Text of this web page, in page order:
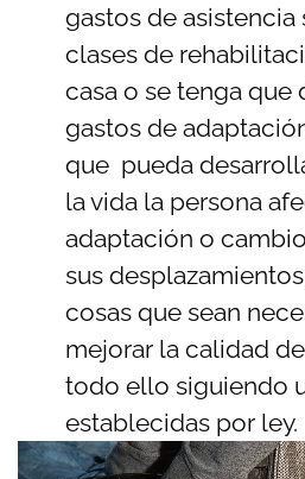
gastos de asistencia
clases de
casa o se tenga que
gastos de
que pueda
la vida la persona
adaptación o
sus
cosas que sean
mejorar la calidad
todo ello siguiendo
establecidas por ley.